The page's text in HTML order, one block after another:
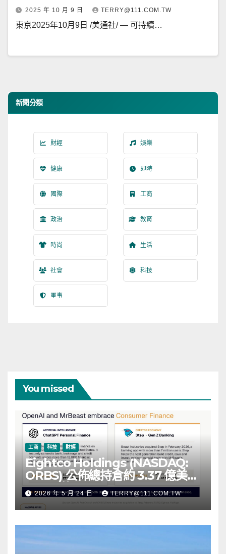
2025 年 10 月 9 日 TERRY@111.COM.TW
東京2025年10月9日 /美通社/ — 可持續…
新聞分類
財經 娛樂
健康 即時
國際 工商
政治 教育
時尚 生活
社會 科技
軍事
You missed
工商 科技 財經
Eightco Holdings (NASDAQ:
ORBS) 公佈總持倉約 3.37 億美
元，涵蓋 OpenAI、Beast
Industries、超過 11,000 枚以太
幣 (ETH) 及逾 2.83 億枚 WLD 代
幣
2026 年 5 月 24 日 TERRY@111.COM.TW